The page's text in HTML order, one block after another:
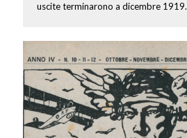
uscite terminarono a dicembre 1919.